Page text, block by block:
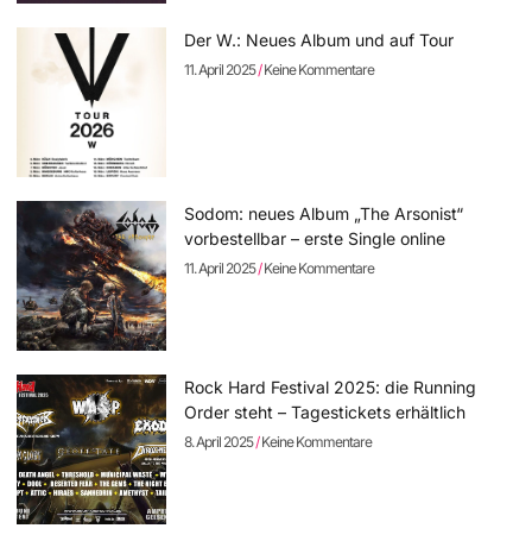
Der W.: Neues Album und auf Tour
11. April 2025 Keine Kommentare
Sodom: neues Album „The Arsonist“
vorbestellbar – erste Single online
11. April 2025 Keine Kommentare
Rock Hard Festival 2025: die Running
Order steht – Tagestickets erhältlich
8. April 2025 Keine Kommentare